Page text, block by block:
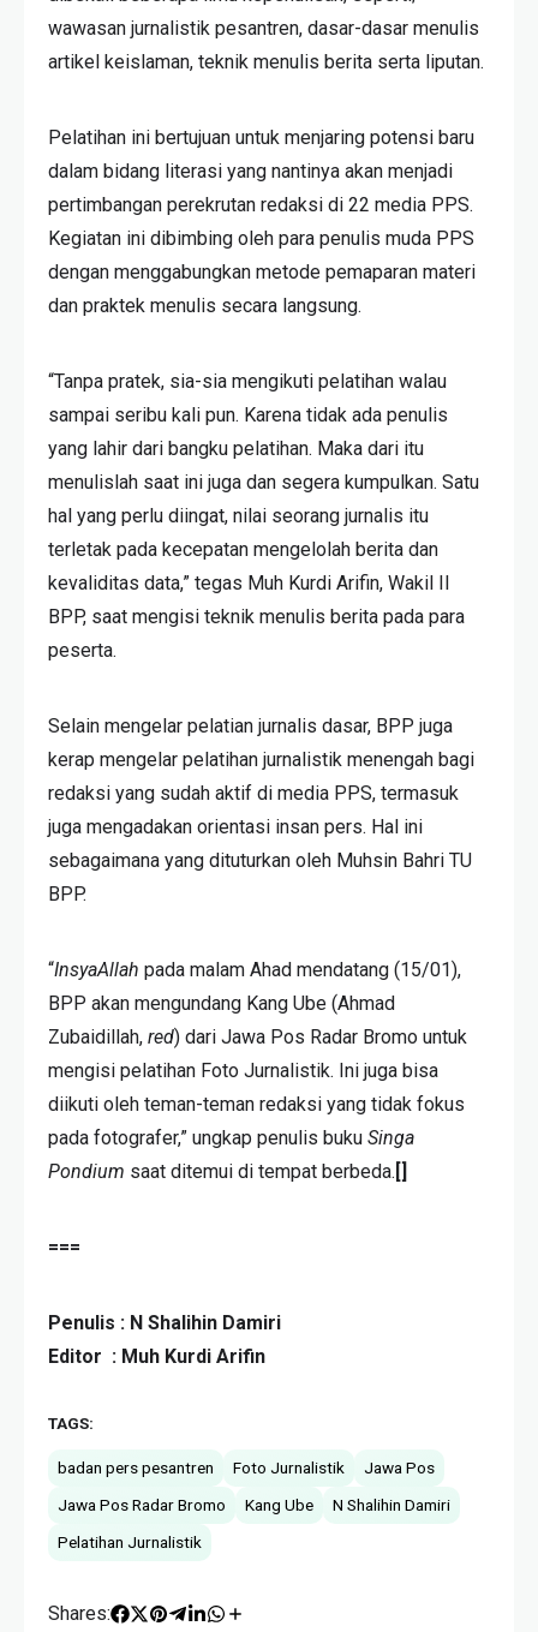
wawasan jurnalistik pesantren, dasar-dasar menulis
artikel keislaman, teknik menulis berita serta liputan.
Pelatihan ini bertujuan untuk menjaring potensi baru
dalam bidang literasi yang nantinya akan menjadi
pertimbangan perekrutan redaksi di 22 media PPS.
Kegiatan ini dibimbing oleh para penulis muda PPS
dengan menggabungkan metode pemaparan materi
dan praktek menulis secara langsung.
“Tanpa pratek, sia-sia mengikuti pelatihan walau
sampai seribu kali pun. Karena tidak ada penulis
yang lahir dari bangku pelatihan. Maka dari itu
menulislah saat ini juga dan segera kumpulkan. Satu
hal yang perlu diingat, nilai seorang jurnalis itu
terletak pada kecepatan mengelolah berita dan
kevaliditas data,” tegas Muh Kurdi Arifin, Wakil II
BPP, saat mengisi teknik menulis berita pada para
peserta.
Selain mengelar pelatian jurnalis dasar, BPP juga
kerap mengelar pelatihan jurnalistik menengah bagi
redaksi yang sudah aktif di media PPS, termasuk
juga mengadakan orientasi insan pers. Hal ini
sebagaimana yang dituturkan oleh Muhsin Bahri TU
BPP.
“InsyaAllah pada malam Ahad mendatang (15/01),
BPP akan mengundang Kang Ube (Ahmad
Zubaidillah, red) dari Jawa Pos Radar Bromo untuk
mengisi pelatihan Foto Jurnalistik. Ini juga bisa
diikuti oleh teman-teman redaksi yang tidak fokus
pada fotografer,” ungkap penulis buku Singa
Pondium saat ditemui di tempat berbeda. []
===
Penulis : N Shalihin Damiri
Editor : Muh Kurdi Arifin
TAGS:
badan pers pesantren Foto Jurnalistik
Jawa Pos
Jawa Pos Radar Bromo
Kang Ube
N Shalihin Damiri
Pelatihan Jurnalistik
Shares: